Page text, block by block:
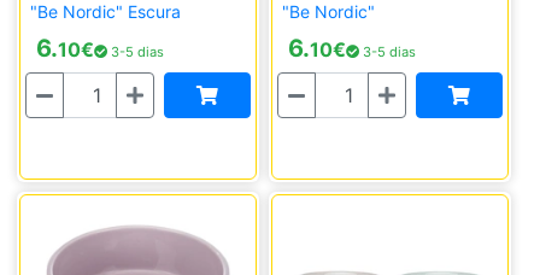
"Be Nordic" Escura
6.10€ 3-5 dias
Quantidade
"Be Nordic"
6.10€ 3-5 dias
Quantidade